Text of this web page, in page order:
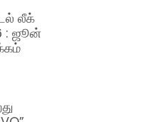
லீக்
: ஜூன்